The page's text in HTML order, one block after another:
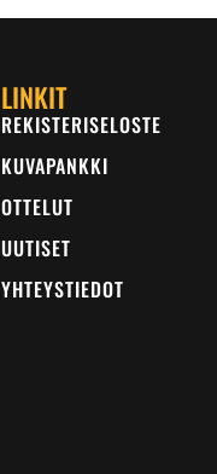
LINKIT
REKISTERISELOSTE
KUVAPANKKI
OTTELUT
UUTISET
YHTEYSTIEDOT